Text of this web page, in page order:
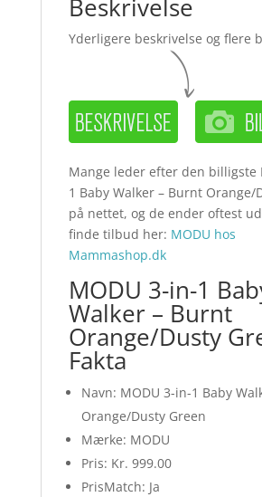
Beskrivelse
Yderligere beskrivelse og flere
Mange leder efter den billigste
1 Baby Walker – Burnt Orange/
på nettet, og de ender oftest
finde tilbud her: MODU hos
Mammashop.dk
MODU 3-in-1
Walker – Burnt
Orange/Dusty
Fakta
Navn: MODU 3-in-1 Baby
Orange/Dusty Green
Mærke: MODU
Pris: Kr. 999.00
PrisMatch: Ja